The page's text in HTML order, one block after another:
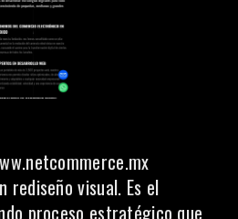
rediseño visual. Es el
proceso estratégico que